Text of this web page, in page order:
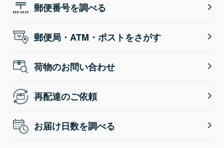
郵便番号を調べる
郵便局・ATM・ポストをさがす
荷物のお問い合わせ
再配達のご依頼
お届け日数を調べる